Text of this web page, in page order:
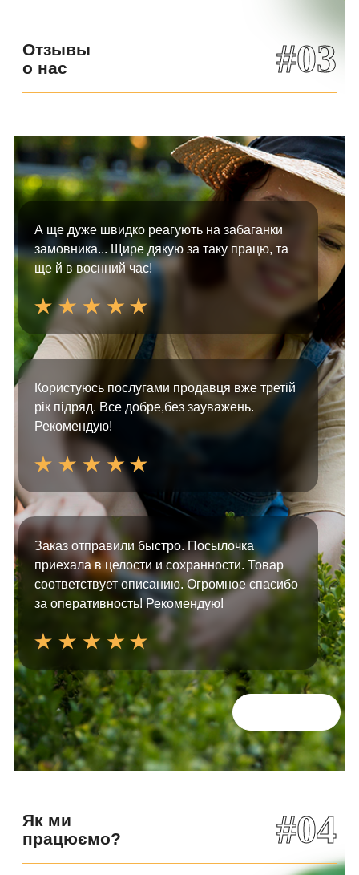
Отзывы
о нас
#03
А ще дуже швидко реагують на забаганки
замовника... Щире дякую за таку працю, та
ще й в воєнний час!
Користуюсь послугами продавця вже третій
рік підряд. Все добре,без зауважень.
Рекомендую!
Заказ отправили быстро. Посылочка
приехала в целости и сохранности. Товар
соответствует описанию. Огромное спасибо
за оперативность! Рекомендую!
Як ми
працюємо?
#04